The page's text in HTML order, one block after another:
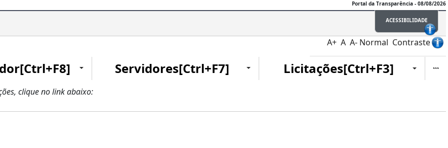
Portal da Transparência - 08/08/2026
ACESSIBILIDADE
A+ A A- Normal Contraste
Servidores[Ctrl+F7] Licitações[Ctrl+F3]
clique no link abaixo: